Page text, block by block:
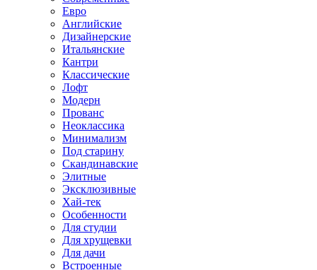
Евро
Английские
Дизайнерские
Итальянские
Кантри
Классические
Лофт
Модерн
Прованс
Неоклассика
Минимализм
Под старину
Скандинавские
Элитные
Эксклюзивные
Хай-тек
Особенности
Для студии
Для хрущевки
Для дачи
Встроенные